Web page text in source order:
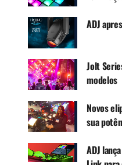
Este moving possui
300W com vida útil
um sistema ótico que
nítidos e projeções de
saída de mais de
Como as outras
ADJ
Jolt
modelos
Novos
sua
ADJ